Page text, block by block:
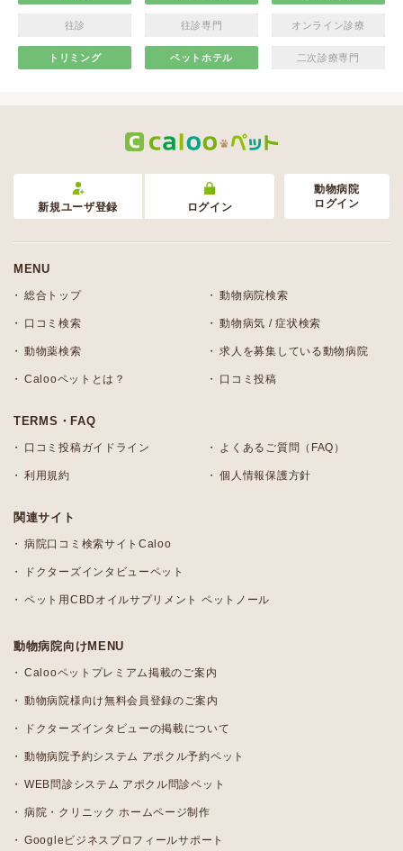
往診 往診専門 オンライン診療
トリミング ペットホテル 二次診療専門
新規ユーザ登録 ログイン
動物病院
ログイン
MENU
総合トップ 動物病院検索
口コミ検索 動物病気 / 症状検索
動物薬検索 求人を募集している動物病院
Calooペットとは？ 口コミ投稿
TERMS・FAQ
口コミ投稿ガイドライン よくあるご質問（FAQ）
利用規約 個人情報保護方針
関連サイト
病院口コミ検索サイトCaloo
ドクターズインタビューペット
ペット用CBDオイルサプリメント ペットノール
動物病院向けMENU
Calooペットプレミアム掲載のご案内
動物病院様向け無料会員登録のご案内
ドクターズインタビューの掲載について
動物病院予約システム アポクル予約ペット
WEB問診システム アポクル問診ペット
病院・クリニック ホームページ制作
Googleビジネスプロフィールサポート